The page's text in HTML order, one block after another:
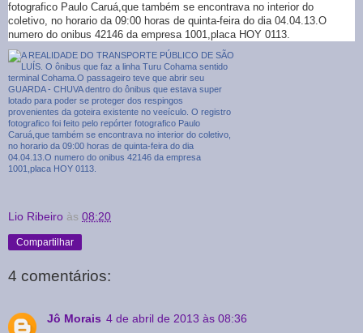
fotografico Paulo Caruá,que também se encontrava no interior do
coletivo, no horario da 09:00 horas de quinta-feira do dia 04.04.13.O
numero do onibus 42146 da empresa 1001,placa HOY 0113.
Lio Ribeiro às 08:20
Compartilhar
4 comentários:
Jô Morais 4 de abril de 2013 às 08:36